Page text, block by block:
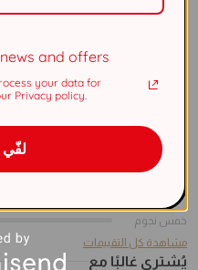
بالاعتماد على 0 تقييماً
نجمتان
ثلاث نجوم
أربع نجوم
خمس نجوم
مشاهدة كل التقييمات
يُشترى غالبًا مع
and offers
your data for
Privacy policy.
لفّي